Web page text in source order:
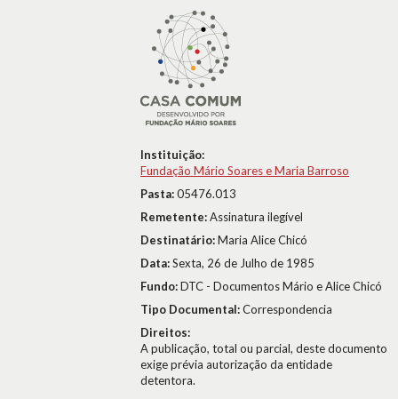
Instituição:
Fundação Mário Soares e Maria Barroso
Pasta:05476.013
Remetente:Assinatura ilegível
Destinatário:Maria Alice Chicó
Data:Sexta, 26 de Julho de 1985
Fundo:DTC - Documentos Mário e Alice Chicó
Tipo Documental:Correspondencia
Direitos:
A publicação, total ou parcial, deste documento
exige prévia autorização da entidade
detentora.